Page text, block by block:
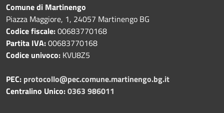
Comune di Martinengo
Piazza Maggiore, 1, 24057 Martinengo BG
Codice fiscale:00683770168
Partita IVA:00683770168
Codice univoco: KVU8Z5
PEC: protocollo@pec.comune.martinengo.bg.it
Centralino Unico:0363 986011